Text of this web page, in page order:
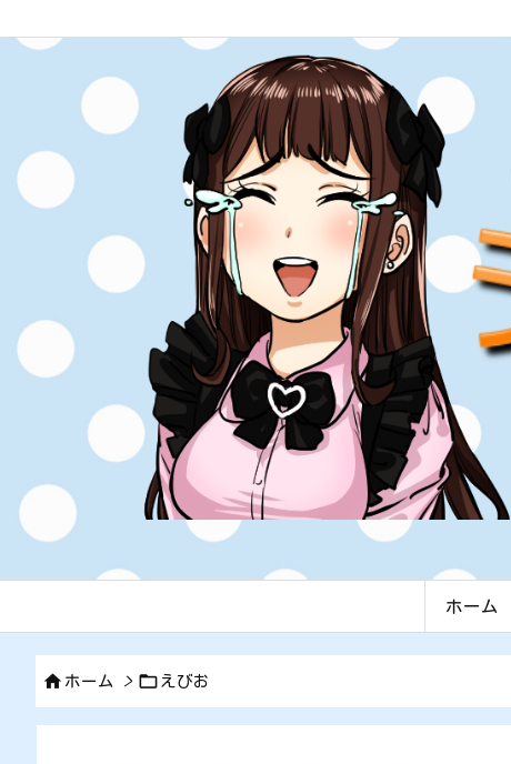
ホーム
 ホーム >  えびお